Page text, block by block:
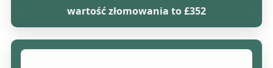
wartość złomowania to £352